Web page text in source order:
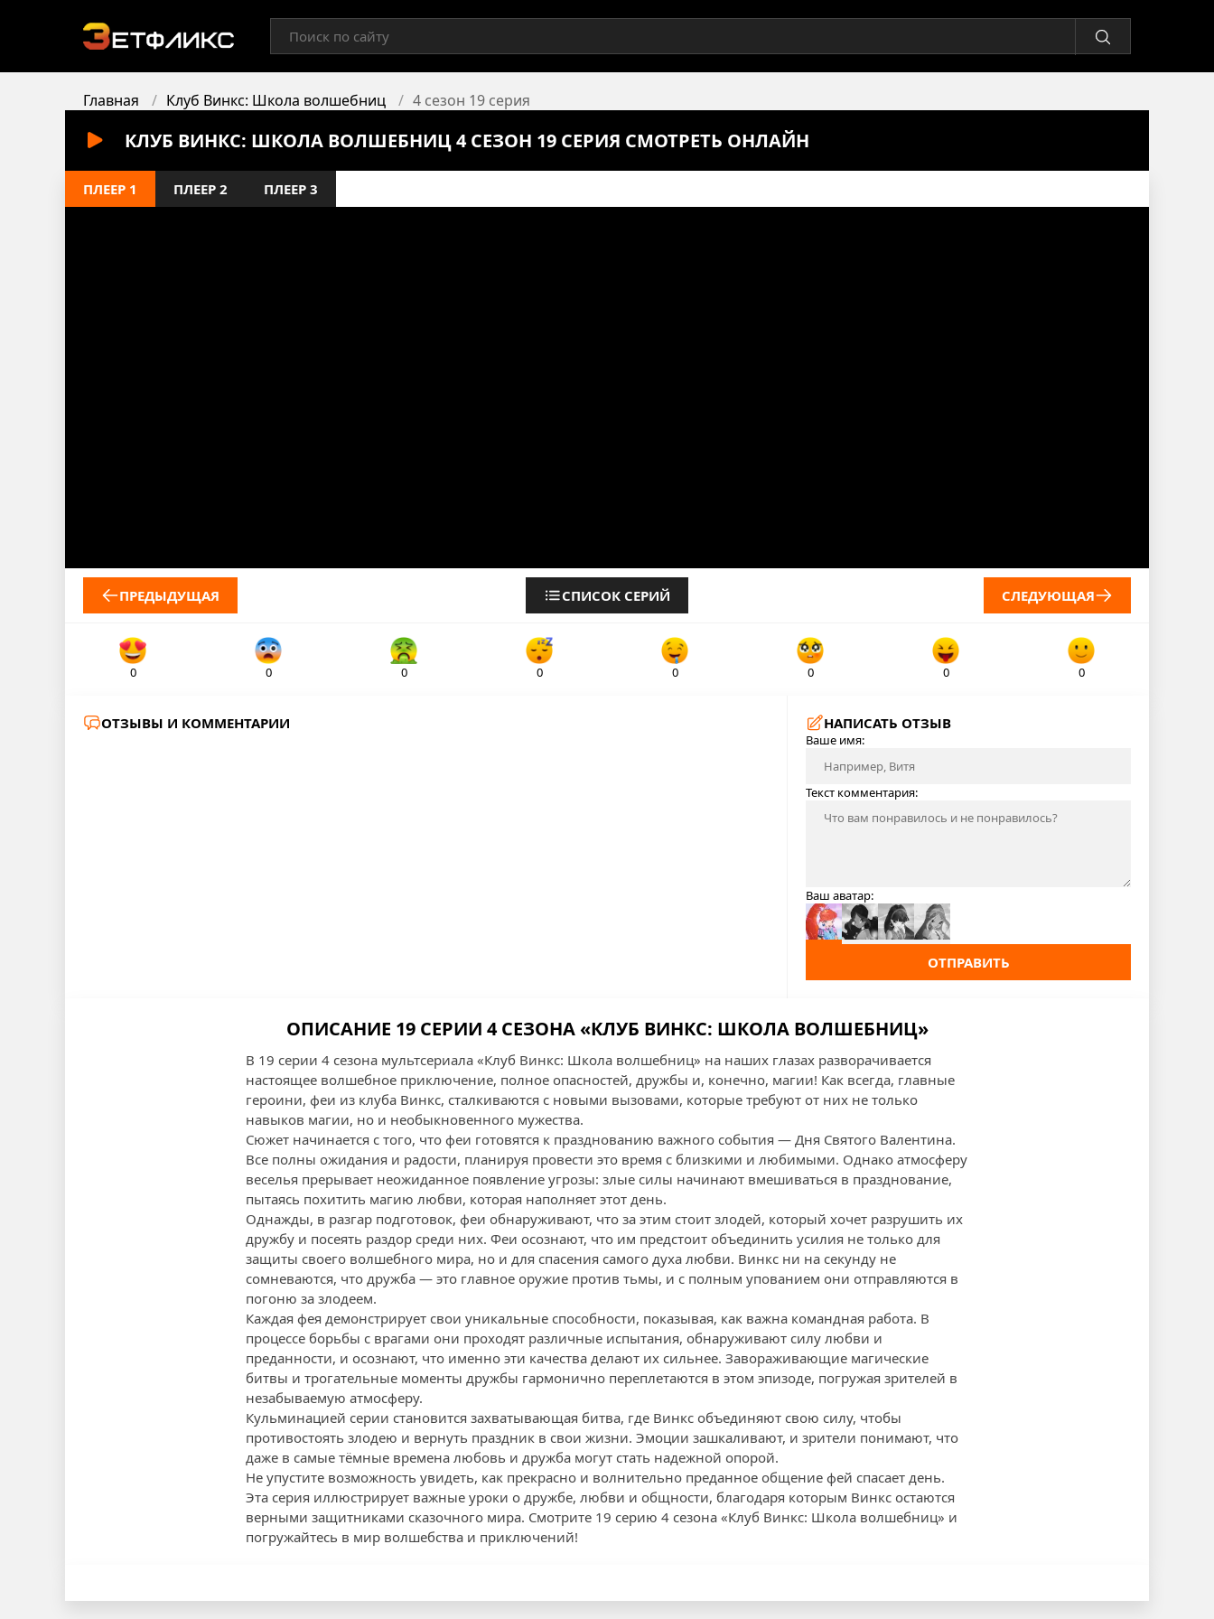
Главная Клуб Винкс: Школа волшебниц 4 сезон 19 серия
КЛУБ ВИНКС: ШКОЛА ВОЛШЕБНИЦ 4 СЕЗОН 19 СЕРИЯ СМОТРЕТЬ ОНЛАЙН
ПЛЕЕР 1 ПЛЕЕР 2 ПЛЕЕР 3
ПРЕДЫДУЩАЯ СПИСОК СЕРИЙ СЛЕДУЮЩАЯ
0 0 0 0 0 0 0 0
ОТЗЫВЫ И КОММЕНТАРИИ НАПИСАТЬ ОТЗЫВ
Ваше имя:
Текст комментария:
Ваш аватар:
ОТПРАВИТЬ
ОПИСАНИЕ 19 СЕРИИ 4 СЕЗОНА «КЛУБ ВИНКС: ШКОЛА ВОЛШЕБНИЦ»
В 19 серии 4 сезона мультсериала «Клуб Винкс: Школа волшебниц» на наших глазах разворачивается
настоящее волшебное приключение, полное опасностей, дружбы и, конечно, магии! Как всегда, главные
героини, феи из клуба Винкс, сталкиваются с новыми вызовами, которые требуют от них не только
навыков магии, но и необыкновенного мужества.
Сюжет начинается с того, что феи готовятся к празднованию важного события — Дня Святого Валентина.
Все полны ожидания и радости, планируя провести это время с близкими и любимыми. Однако атмосферу
веселья прерывает неожиданное появление угрозы: злые силы начинают вмешиваться в празднование,
пытаясь похитить магию любви, которая наполняет этот день.
Однажды, в разгар подготовок, феи обнаруживают, что за этим стоит злодей, который хочет разрушить их
дружбу и посеять раздор среди них. Феи осознают, что им предстоит объединить усилия не только для
защиты своего волшебного мира, но и для спасения самого духа любви. Винкс ни на секунду не
сомневаются, что дружба — это главное оружие против тьмы, и с полным упованием они отправляются в
погоню за злодеем.
Каждая фея демонстрирует свои уникальные способности, показывая, как важна командная работа. В
процессе борьбы с врагами они проходят различные испытания, обнаруживают силу любви и
преданности, и осознают, что именно эти качества делают их сильнее. Завораживающие магические
битвы и трогательные моменты дружбы гармонично переплетаются в этом эпизоде, погружая зрителей в
незабываемую атмосферу.
Кульминацией серии становится захватывающая битва, где Винкс объединяют свою силу, чтобы
противостоять злодею и вернуть праздник в свои жизни. Эмоции зашкаливают, и зрители понимают, что
даже в самые тёмные времена любовь и дружба могут стать надежной опорой.
Не упустите возможность увидеть, как прекрасно и волнительно преданное общение фей спасает день.
Эта серия иллюстрирует важные уроки о дружбе, любви и общности, благодаря которым Винкс остаются
верными защитниками сказочного мира. Смотрите 19 серию 4 сезона «Клуб Винкс: Школа волшебниц» и
погружайтесь в мир волшебства и приключений!